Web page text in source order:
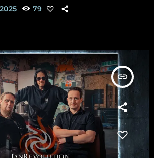
eine geballte Ladung melancholischer
pusten werden. Im Anschluss ist dann
79
insert_link